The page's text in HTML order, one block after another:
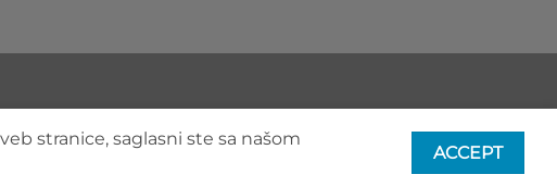
stranice, saglasni ste sa našom
ACCEPT